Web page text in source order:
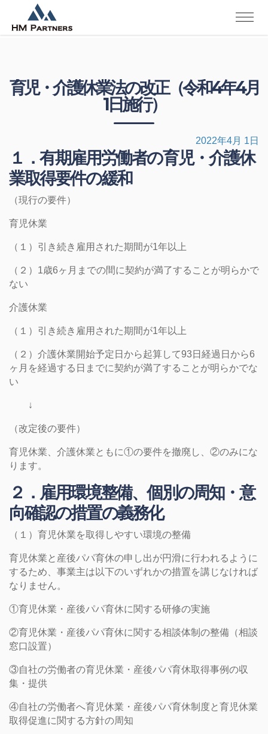
育児・介護休業法の改正（令和4年4月
1日施行）
2022年4月 1日
１．有期雇用労働者の育児・介護休
業取得要件の緩和
（現行の要件）
育児休業
（１）引き続き雇用された期間が1年以上
（２）1歳6ヶ月までの間に契約が満了することが明らかで
ない
介護休業
（１）引き続き雇用された期間が1年以上
（２）介護休業開始予定日から起算して93日経過日から6
ヶ月を経過する日までに契約が満了することが明らかでな
い
↓
（改定後の要件）
育児休業、介護休業ともに①の要件を撤廃し、②のみにな
ります。
２．雇用環境整備、個別の周知・意
向確認の措置の義務化
（１）育児休業を取得しやすい環境の整備
育児休業と産後パパ育休の申し出が円滑に行われるように
するため、事業主は以下のいずれかの措置を講じなければ
なりません。
①育児休業・産後パパ育休に関する研修の実施
②育児休業・産後パパ育休に関する相談体制の整備（相談
窓口設置）
③自社の労働者の育児休業・産後パパ育休取得事例の収
集・提供
④自社の労働者へ育児休業・産後パパ育休制度と育児休業
取得促進に関する方針の周知